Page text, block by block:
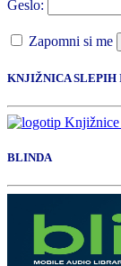
Geslo:
Zapomni si me
KNJIŽNICA SLEPIH
BLINDA